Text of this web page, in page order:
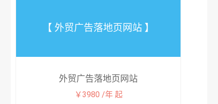
【 外贸广告落地页网站 】
外贸广告落地页网站
￥3980 /年 起